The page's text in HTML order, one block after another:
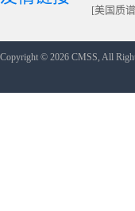
[美国质
Copyright © 2026 CMSS, All